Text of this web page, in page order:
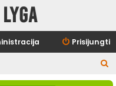
lyga
Prisijungti
e